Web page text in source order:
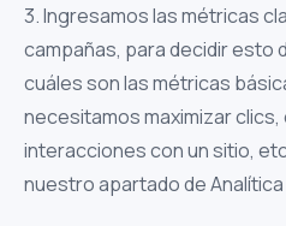
3. Ingresamos las métricas
campañas, para decidir
cuáles son las métricas
necesitamos maximizar
interacciones con un sitio,
nuestro apartado de Analítica